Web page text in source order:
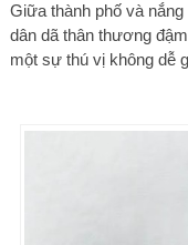
Giữa thành phố và
dân dã thân thương
một sự thú vị không dễ